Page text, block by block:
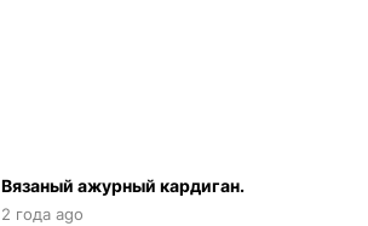
Вязаный ажурный кардиган.
2 года ago